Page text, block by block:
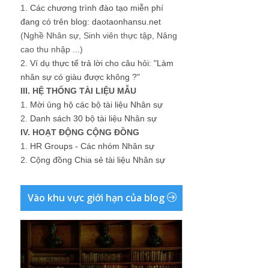
1. Các chương trình đào tạo miễn phí
đang có trên blog: daotaonhansu.net
(Nghề Nhân sự, Sinh viên thực tập, Nâng
cao thu nhập ...)
2. Ví dụ thực tế trả lời cho câu hỏi: "Làm
nhân sự có giàu được không ?"
III. HỆ THỐNG TÀI LIỆU MẪU
1. Mời ủng hộ các bộ tài liệu Nhân sự
2. Danh sách 30 bộ tài liệu Nhân sự
IV. HOẠT ĐỘNG CỘNG ĐỒNG
1. HR Groups - Các nhóm Nhân sự
2. Cộng đồng Chia sẻ tài liệu Nhân sự
Vào khu vực giới hạn của blog